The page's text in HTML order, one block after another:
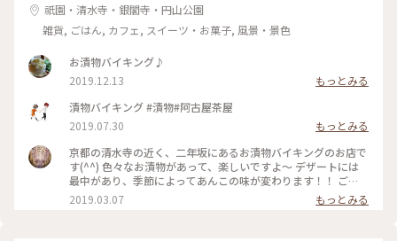
祇園・清水寺・銀閣寺・円山公園
雑貨, ごはん, カフェ, スイーツ・お菓子, 風景・景色
お漬物バイキング♪
2019.12.13
もっとみる
漬物バイキング #漬物#阿古屋茶屋
2019.07.30
もっとみる
京都の清水寺の近く、二年坂にあるお漬物バイキングのお店で
す(^^) 色々なお漬物があって、楽しいですよ〜 デザートには
最中があり、季節によってあんこの味が変わります！！ ご
飯、おみそ汁、お漬物とシンプルですが、日本人でよかった
と！！毎回思います♡ #京都 #二年坂 #阿古屋茶屋 #お漬物
2019.03.07 もっとみる